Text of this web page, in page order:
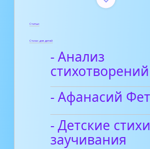
Статьи
Стихи для детей
- Анализ
стихотворений
- Афанасий Фет
- Детские
заучивания